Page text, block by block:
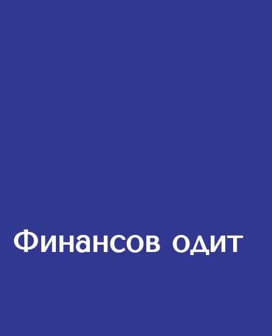
Финансов одит